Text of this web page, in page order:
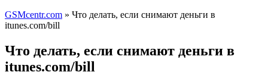
GSMcentr.com » Что делать, если снимают деньги в
itunes.com/bill
Что делать, если снимают деньги в
itunes.com/bill